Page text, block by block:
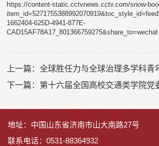
https://content-static.cctvnews.cctv.com/snow-
1662404-625D-4941-877E-
CAD15AF78A17_801366759275&share_to=wechat
上一篇：
下一篇：
地址：中国山东省济南市山大南路27号
联系电话：0531-88364932